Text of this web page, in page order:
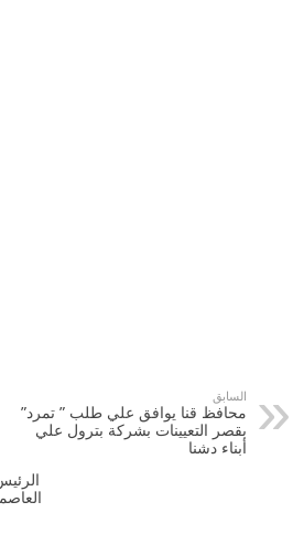
السابق
محافظ قنا يوافق علي طلب ” تمرد”
بقصر التعيينات بشركة بترول علي
أبناء دشنا